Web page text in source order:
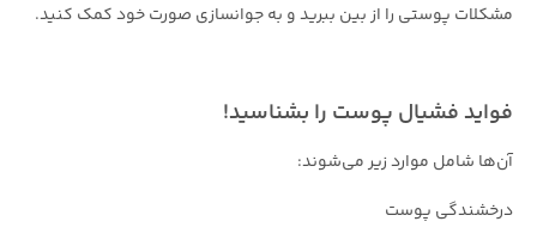
مشکلات پوستی را از بین ببرید و به جوانسازی صورت خود کمک کنید.
فواید فشیال پوست را بشناسید!
آن‌ها شامل موارد زیر می‌شوند:
درخشندگی پوست